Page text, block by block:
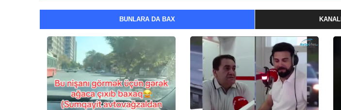
BUNLARA DA BAX